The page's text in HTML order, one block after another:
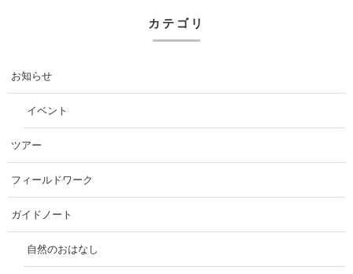
カテゴリ
お知らせ
イベント
ツアー
フィールドワーク
ガイドノート
自然のおはなし